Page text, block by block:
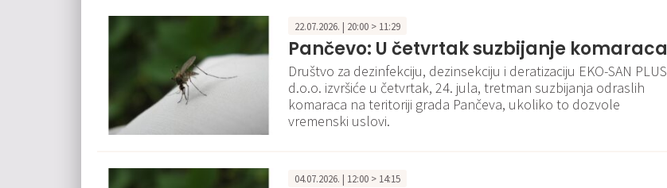
22.07.2026. | 20:00 > 11:29
Pančevo: U četvrtak suzbijanje komaraca
Društvo za dezinfekciju, dezinsekciju i deratizaciju EKO-SAN PLUS
d.o.o. izvršiće u četvrtak, 24. jula, tretman suzbijanja odraslih
komaraca na teritoriji grada Pančeva, ukoliko to dozvole
vremenski uslovi.
04.07.2026. | 12:00 > 14:15